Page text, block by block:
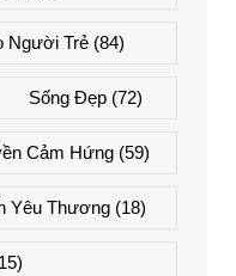
Người Trẻ (84)
Sống Đẹp (72)
Cảm Hứng(59)
Yêu Thương(18)